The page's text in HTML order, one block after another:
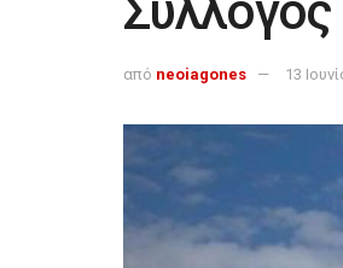
από neoiagones 13